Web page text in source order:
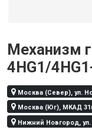
Механизм
4НG1/
Москва (Север), ул.
Москва (Юг), МКАД
Нижний Новгород, ул.